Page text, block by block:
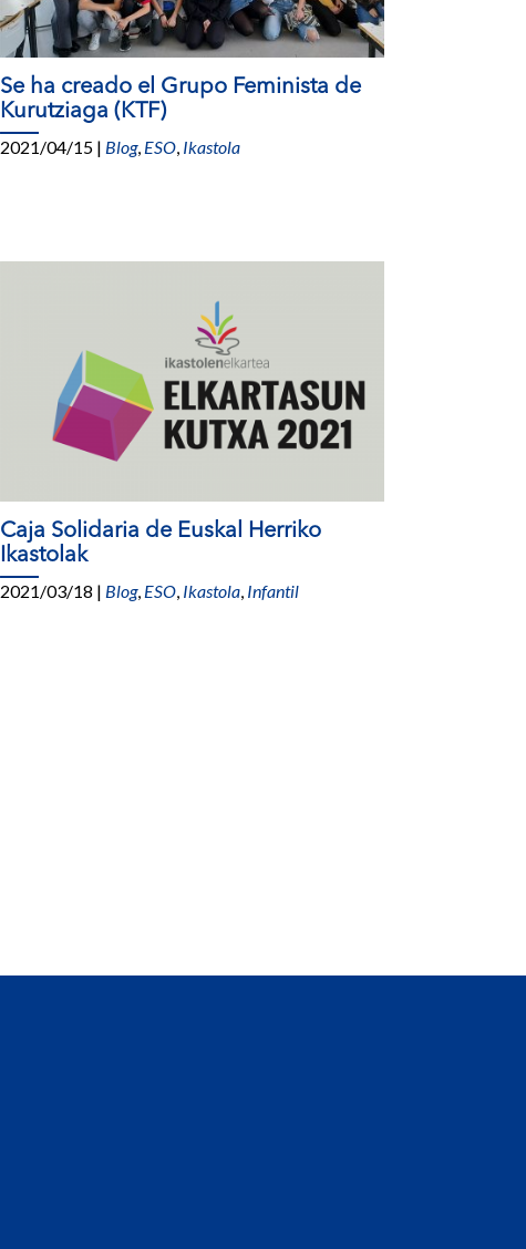
Se ha creado el Grupo Feminista de
Kurutziaga (KTF)
2021/04/15 | Blog, ESO, Ikastola
Caja Solidaria de Euskal Herriko
Ikastolak
2021/03/18 | Blog, ESO Ikastola Infantil